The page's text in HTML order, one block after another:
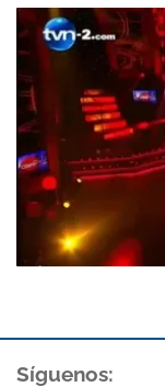
Síguenos: